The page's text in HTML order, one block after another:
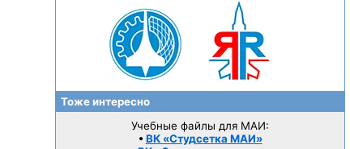
Тоже интересно
Учебные файлы для МАИ:
• ВК «Студсетка МАИ»